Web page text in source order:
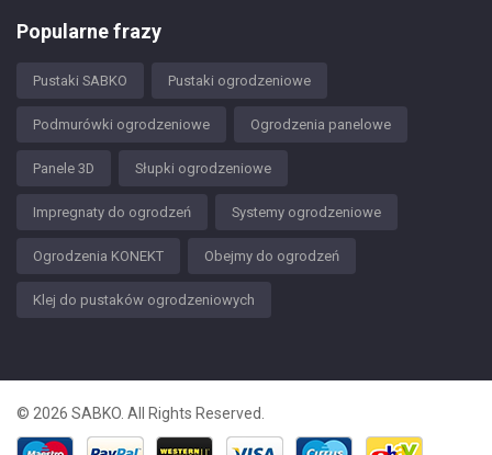
Popularne frazy
Pustaki SABKO Pustaki ogrodzeniowe
Podmurówki ogrodzeniowe Ogrodzenia panelowe
Panele 3D Słupki ogrodzeniowe
Impregnaty do ogrodzeń Systemy ogrodzeniowe
Ogrodzenia KONEKT Obejmy do ogrodzeń
Klej do pustaków ogrodzeniowych
© 2026 SABKO. All Rights Reserved.